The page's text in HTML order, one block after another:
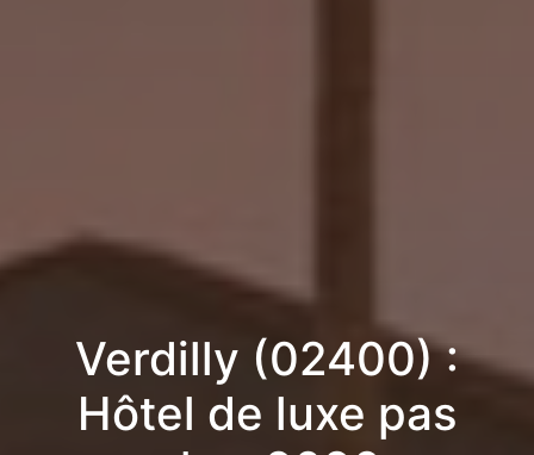
Verdilly (02400) :
Hôtel de luxe pas